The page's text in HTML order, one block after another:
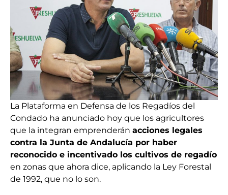
La Plataforma en Defensa de los Regadíos del
Condado ha anunciado hoy que los agricultores
que la integran emprenderán acciones legales
contra la Junta de Andalucía por haber
reconocido e incentivado los cultivos de regadío
en zonas que ahora dice, aplicando la Ley Forestal
de 1992, que no lo son.